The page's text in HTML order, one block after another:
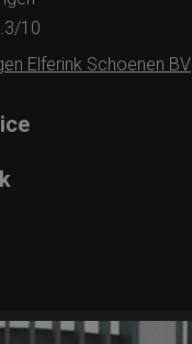
/10
Elferink Schoenen BV